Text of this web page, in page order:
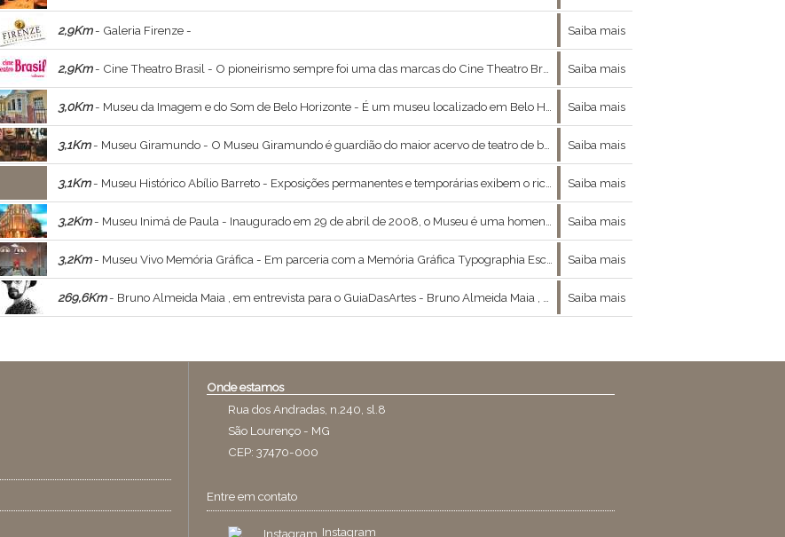
2,9Km- Galeria Firenze - Saiba mais
2,9Km- Cine Theatro Brasil - O pioneirismo sempre foi uma das marcas do Cine Theatro Brasil. Saiba mais
3,0Km- Museu da Imagem e do Som de Belo Horizonte - É um museu localizado em Belo Horizonte. Saiba mais
3,1Km- Museu Giramundo - O Museu Giramundo é guardião do maior acervo de teatro de bonecos das Américas. Ele se distingue de outros similares por estar “vivo”, com grande parte dos espetáculos originais ainda em atividade. Também se destaca a grande coleção de desenhos e projetos Saiba mais
3,1Km- Museu Histórico Abílio Barreto - Exposições permanentes e temporárias exibem o rico acervo do museu. Saiba mais
3,2Km- Museu Inimá de Paula - Inaugurado em 29 de abril de 2008, o Museu é uma homenagem ao artista plástico Inimá José de Paula. Saiba mais
3,2Km- Museu Vivo Memória Gráfica - Em parceria com a Memória Gráfica Typographia Escola de Gravura, o Centro Cultural UFMG acolhe um espaço privilegiado para o desenvolvimento de práticas e tradições que constituem o universo das artes do livro: tipografia, caligrafia, gravura, edição, ilu Saiba mais
269,6Km- Bruno Almeida Maia , em entrevista para o GuiaDasArtes - Bruno Almeida Maia , ministrante do curso Constelações Visionárias , a relação entre moda , arte e filosofia nos concedeu a ótima entrevista que se segue : Saiba mais
Onde estamos
Rua dos Andradas, n.240, sl.8
São Lourenço - MG
CEP: 37470-000
Entre em contato
Instagram